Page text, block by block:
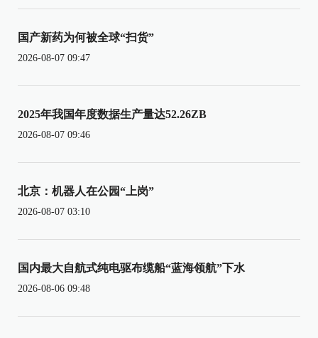
国产新药为何被全球“扫货”
2026-08-07 09:47
2025年我国年度数据生产量达52.26ZB
2026-08-07 09:46
北京：机器人在公园“上岗”
2026-08-07 03:10
国内最大自航式纯电驱布缆船“蓝海领航”下水
2026-08-06 09:48